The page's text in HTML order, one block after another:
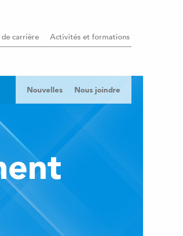
carrière Activités et formations
Nouvelles Nous joindre